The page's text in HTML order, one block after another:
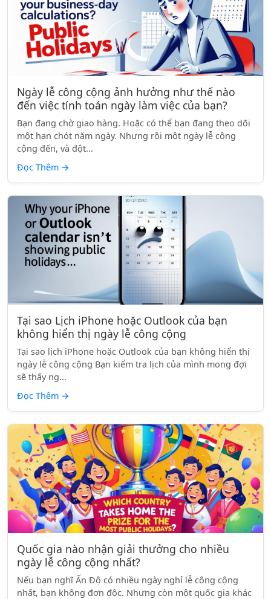
Ngày lễ công cộng ảnh hưởng như thế nào
đến việc tính toán ngày làm việc của bạn?
Bạn đang chờ giao hàng. Hoặc có thể bạn đang theo dõi
một hạn chót năm ngày. Nhưng rồi một ngày lễ công
cộng đến, và đột...
Đọc Thêm →
Tại sao Lịch iPhone hoặc Outlook của bạn
không hiển thị ngày lễ công cộng
Tại sao lịch iPhone hoặc Outlook của bạn không hiển thị
ngày lễ công cộng Bạn kiểm tra lịch của mình mong đợi
sẽ thấy ng...
Đọc Thêm →
Quốc gia nào nhận giải thưởng cho nhiều
ngày lễ công cộng nhất?
Nếu bạn nghĩ Ấn Độ có nhiều ngày nghỉ lễ công cộng
nhất, bạn không đơn độc. Nhưng còn một quốc gia khác